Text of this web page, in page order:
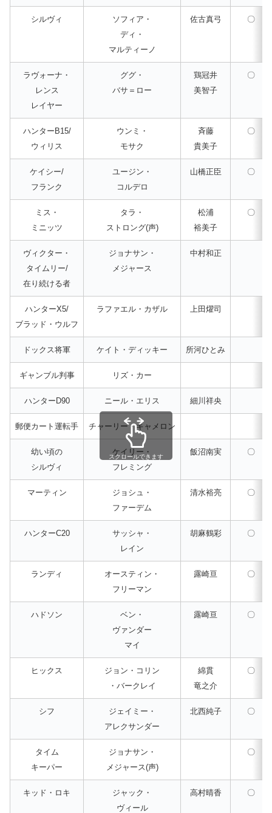
シルヴィ
ソフィア・
ディ・
マルティーノ
佐古真弓 〇
ラヴォーナ・
レンス
レイヤー
ググ・
バサ＝ロー
鶏冠井
美智子
〇
ハンターB15/
ウィリス
ウンミ・
モサク
斉藤
貴美子
〇
ケイシー/
フランク
ユージン・
コルデロ
山橋正臣 〇
ミス・
ミニッツ
タラ・
ストロング(声)
松浦
裕美子
〇
ヴィクター・
タイムリー/
在り続ける者
ジョナサン・
メジャース
中村和正
ハンターX5/
ブラッド・ウルフ
ラファエル・カザル 上田燿司
ドックス将軍 ケイト・ディッキー 所河ひとみ
ギャンブル判事 リズ・カー
ハンターD90 ニール・エリス 細川祥央
郵便カート運転手 チャーリー・キャメロン
幼い頃の
シルヴィ
ケイリー・
フレミング
飯沼南実 〇
マーティン
ジョシュ・
ファーデム
清水裕亮 〇
ハンターC20
サッシャ・
レイン
胡麻鶴彩 〇
ランディ
オースティン・
フリーマン
露崎亘 〇
ハドソン
ベン・
ヴァンダー
マイ
露崎亘 〇
ヒックス
ジョン・コリン
・バークレイ
綿貫
竜之介
〇
シフ
ジェイミー・
アレクサンダー
北西純子 〇
タイム
キーパー
ジョナサン・
メジャース(声)
〇
キッド・ロキ
ジャック・
ヴィール
高村晴香 〇
スクロールできます